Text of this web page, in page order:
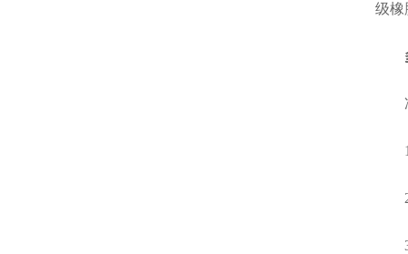
级橡
多
净
1.
2.
3.